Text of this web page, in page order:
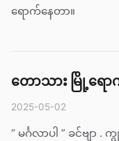
ရောက်နေတာ။
တောသား မြို့ရော
2025-05-02
“ မင်္ဂလာပါ ” ခင်ဗျာ